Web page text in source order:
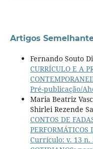
Artigos
Fernando Souto
CURRÍCULO E A
Pré-publicação/
Maria Beatriz
Shirlei Rezende
CONTOS DE
PERFORMÁTICOS
Currículo: v. 13 n.